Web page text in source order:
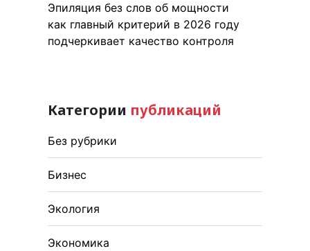
Эпиляция без слов об мощности
как главный критерий в 2026 году
подчеркивает качество контроля
Категории публикаций
Без рубрики
Бизнес
Экология
Экономика